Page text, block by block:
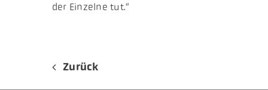
der Einzelne tut.“
Zurück